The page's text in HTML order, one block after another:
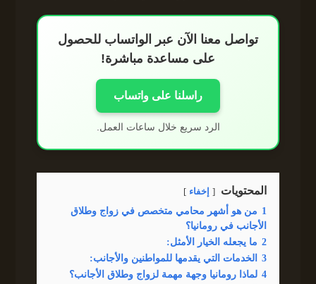
تواصل معنا الآن عبر الواتساب للحصول
على مساعدة مباشرة!
راسلنا على واتساب
الرد سريع خلال ساعات العمل.
المحتويات إخفاء
1 من هو أشهر محامي متخصص في زواج وطلاق
الأجانب في رومانيا؟
2 ما يجعله الخيار الأمثل:
3
الخدمات التي يقدمها للمواطنين والأجانب:
4 لماذا رومانيا وجهة مهمة لزواج وطلاق الأجانب؟